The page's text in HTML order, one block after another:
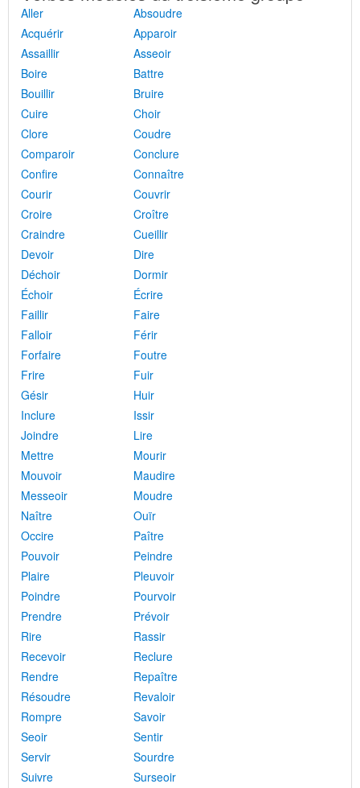
Aller
Absoudre
Acquérir
Apparoir
Assaillir
Asseoir
Boire
Battre
Bouillir
Bruire
Cuire
Choir
Clore
Coudre
Comparoir
Conclure
Confire
Connaître
Courir
Couvrir
Croire
Croître
Craindre
Cueillir
Devoir
Dire
Déchoir
Dormir
Échoir
Écrire
Faillir
Faire
Falloir
Férir
Forfaire
Foutre
Frire
Fuir
Gésir
Huir
Inclure
Issir
Joindre
Lire
Mettre
Mourir
Mouvoir
Maudire
Messeoir
Moudre
Naître
Ouïr
Occire
Paître
Pouvoir
Peindre
Plaire
Pleuvoir
Poindre
Pourvoir
Prendre
Prévoir
Rire
Rassir
Recevoir
Reclure
Rendre
Repaître
Résoudre
Revaloir
Rompre
Savoir
Seoir
Sentir
Servir
Sourdre
Suivre
Surseoir